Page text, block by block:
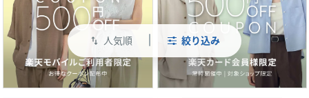
swap_vert 人気順 絞り込み